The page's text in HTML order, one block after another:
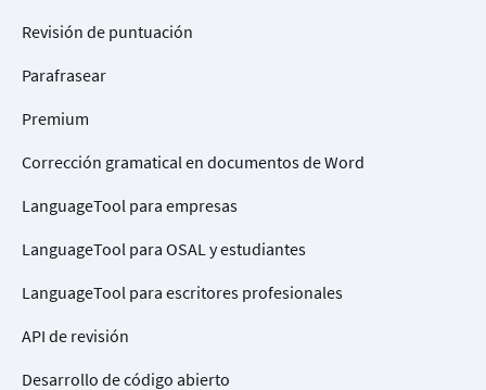
Revisión de puntuación
Parafrasear
Premium
Corrección gramatical en documentos de Word
LanguageTool para empresas
LanguageTool para OSAL y estudiantes
LanguageTool para escritores profesionales
API de revisión
Desarrollo de código abierto